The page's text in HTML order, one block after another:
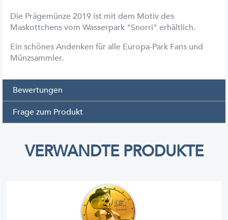
Die Prägemünze 2019 ist mit dem Motiv des
Maskottchens vom Wasserpark "Snorri" erhältlich.
Ein schönes Andenken für alle Europa-Park Fans und
Münzsammler.
Bewertungen
Frage zum Produkt
VERWANDTE PRODUKTE